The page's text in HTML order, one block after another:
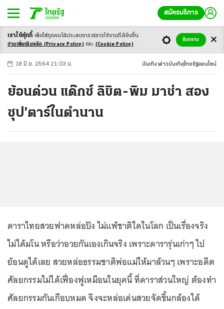
สมัครบริการ
-ก ก ก+
18 มิ.ย. 2564 21:03 น. บันเทิง ข่าวบันเทิง ไทยรัฐออนไลน์
ย้อนด่วน แด๊กซ์ ลิขิต-พิม มาช่า สอง
ซุป'ตาร์ในตำนาน
ดาราไทยสวยฟาดหล่อปัง ไม่แพ้ชาติใดในโลก เป็นเรื่องจริง
ไม่ได้มโน หรือว่าอวยกันเองเกินจริง เพราะดารารุ่นเก่าๆ ไป
ย้อนดูได้เลย สวยหล่อธรรมชาติพ่อแม่ให้มาล้วนๆ เพราะอดีต
ศัลยกรรมไม่ได้เฟื่องฟูเหมือนในยุคนี้ ที่ดาราส่วนใหญ่ ต้องทำ
ศัลยกรรมกันเกือบหมด จึงจะหล่อเด่นสวยจัดขึ้นกล้องได้
เราใช้คุ้กกี้ เพื่อให้ทุกคนได้ประสบการณ์การใช้งานที่ดียิ่งขึ้น
อ่านเพิ่มเติมคลิก (Privacy Policy) และ (Cookie Policy)
รับทราบ